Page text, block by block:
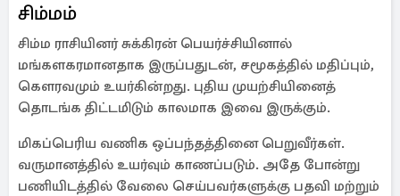
சிம்மம்
சிம்ம ராசியினர் சுக்கிரன் பெயர்ச்சியினால்
மங்களகரமானதாக இருப்பதுடன், சமூகத்தில் மதிப்பும்,
கௌரவமும் உயர்கின்றது. புதிய முயற்சியினைத்
தொடங்க திட்டமிடும் காலமாக இவை இருக்கும்.
மிகப்பெரிய வணிக ஒப்பந்தத்தினை பெறுவீர்கள்.
வருமானத்தில் உயர்வும் காணப்படும். அதே போன்று
பணியிடத்தில் வேலை செய்பவர்களுக்கு பதவி மற்றும்